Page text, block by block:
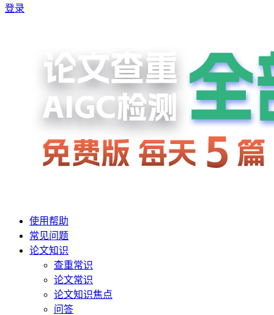
登录
使用帮助
常见问题
论文知识
查重常识
论文常识
论文知识焦点
问答